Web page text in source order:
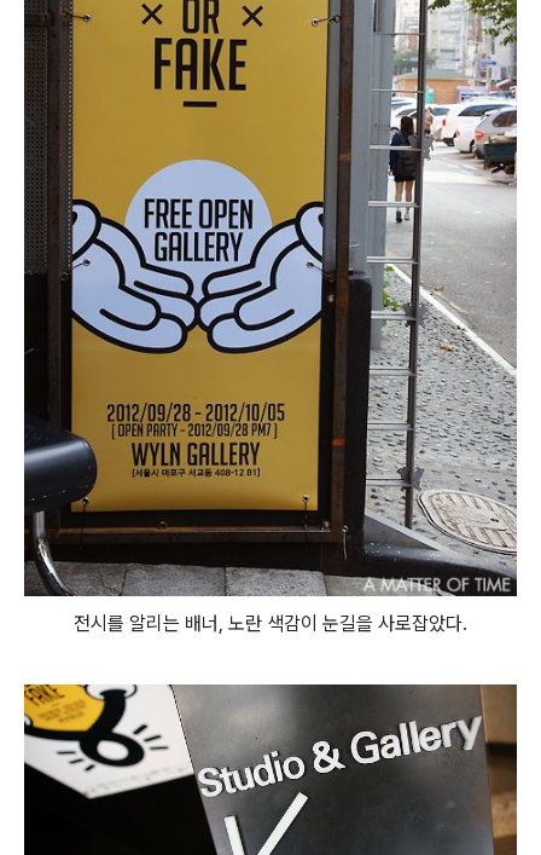
전시를 알리는 배너, 노란 색감이 눈길을 사로잡았다.